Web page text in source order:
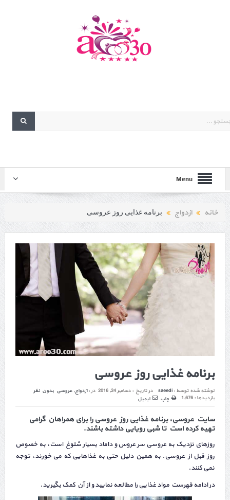
Menu
خانه ازدواج برنامه غذایی روز عروسی
برنامه غذایی روز عروسی
نوشته شده توسط : saeedi در تاریخ : دسامبر 24, 2016 در :ازدواج, عروسی بدون نظر
بازدیدها : 1,676
چاپ ایمیل
سایت عروسی، برنامه غذایی روز عروسی را برای همراهان گرامی
تهیه کرده است تا شبی رویایی داشته باشند.
روزهای نزدیک به عروسی سر عروس و داماد بسیار شلوغ است، به خصوص
روز قبل از عروسی. به همین دلیل حتی به غذاهایی که می خورند، توجه
نمی کنند.
در ادامه فهرست مواد غذایی را مطالعه نمایید و از آن کمک بگیرید.